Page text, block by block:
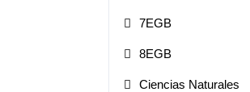
7EGB
8EGB
Ciencias Naturales